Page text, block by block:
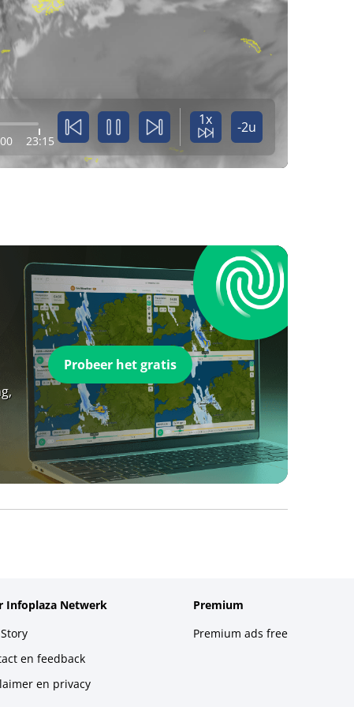
23:15
1x -2u
Probeer het gratis
Infoplaza Netwerk
en feedback
en privacy
Premium
Premium ads free